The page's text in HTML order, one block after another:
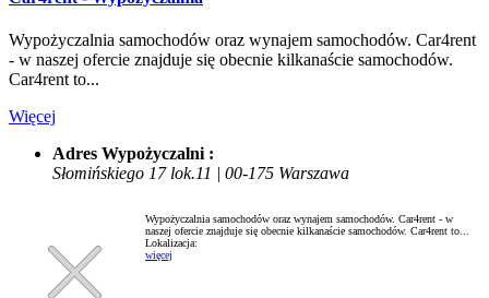
Wypożyczalnia samochodów oraz wynajem samochodów. Car4rent
- w naszej ofercie znajduje się obecnie kilkanaście samochodów.
Car4rent to...
Więcej
Adres Wypożyczalni :
Słomińskiego 17 lok.11 | 00-175 Warszawa
Wypożyczalnia samochodów oraz wynajem samochodów. Car4rent - w
naszej ofercie znajduje się obecnie kilkanaście samochodów. Car4rent to...
Lokalizacja:
więcej